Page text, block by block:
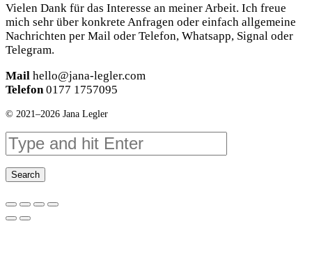
Vielen Dank für das Interesse an meiner Arbeit. Ich freue
mich sehr über konkrete Anfragen oder einfach allgemeine
Nachrichten per Mail oder Telefon, Whatsapp, Signal oder
Telegram.
Mail hello@jana-legler.com
Telefon 0177 1757095
© 2021–2026 Jana Legler